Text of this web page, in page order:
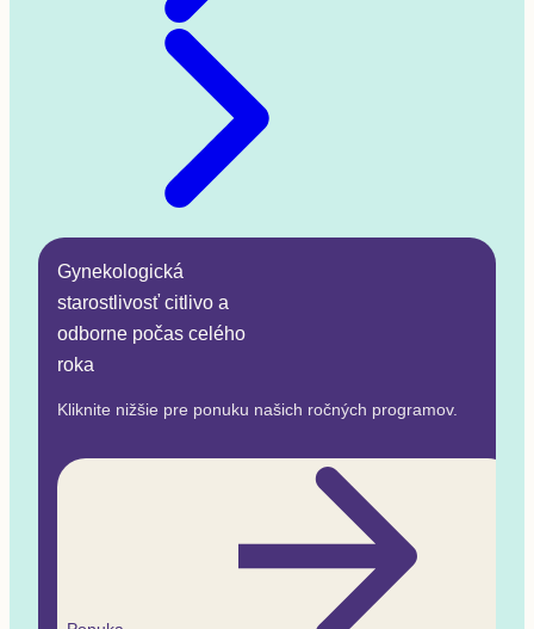
Gynekologická
starostlivosť citlivo a
odborne počas celého
roka
Kliknite nižšie pre ponuku našich ročných programov.